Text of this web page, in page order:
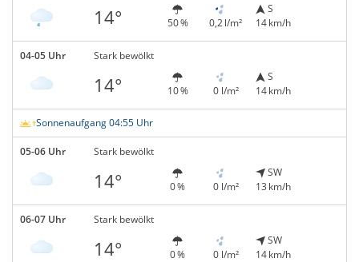
14° 50 % 0,2 l/m²
S
14 km/h
04-05 Uhr Stark bewölkt
14° 10 % 0 l/m²
S
14 km/h
Sonnenaufgang 04:55 Uhr
05-06 Uhr Stark bewölkt
14° 0 % 0 l/m²
SW
13 km/h
06-07 Uhr Stark bewölkt
14° 0 % 0 l/m²
SW
14 km/h